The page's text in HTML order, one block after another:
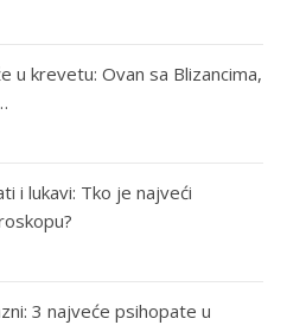
u krevetu: Ovan sa Blizancima,
i lukavi: Tko je najveći
3 najveće psihopate u